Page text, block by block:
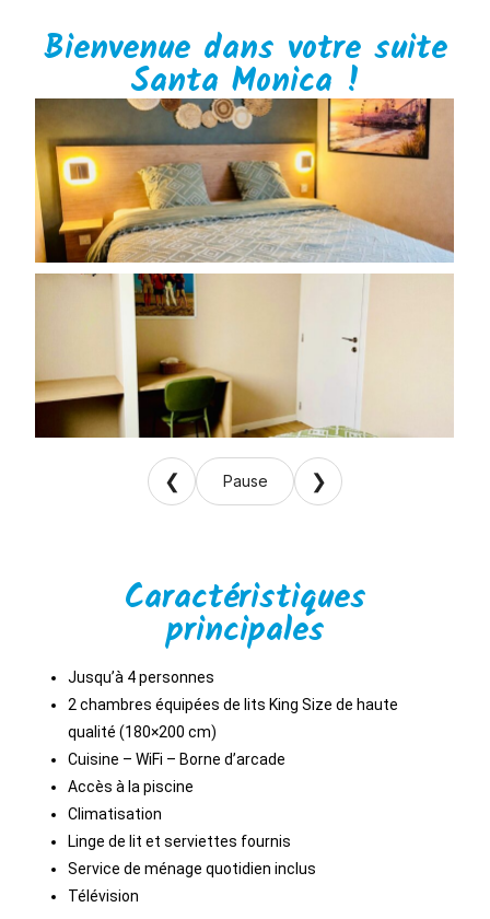
Bienvenue dans votre suite
Santa Monica !
❮ Pause ❯
Caractéristiques
principales
Jusqu’à 4 personnes
2 chambres équipées de lits King Size de haute
qualité (180×200 cm)
Cuisine – WiFi – Borne d’arcade
Accès à la piscine
Climatisation
Linge de lit et serviettes fournis
Service de ménage quotidien inclus
Télévision